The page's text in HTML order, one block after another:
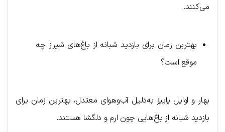
می‌کنند.
بهترین زمان برای بازدید شبانه از باغ‌های شیراز چه
موقع است؟
بهار و اوایل پاییز به‌دلیل آب‌وهوای معتدل، بهترین زمان برای
بازدید شبانه از باغ‌هایی چون ارم و دلگشا هستند.